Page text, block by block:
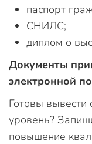
паспорт
СНИЛС;
диплом о
Документы
электронной
Готовы вывести
уровень?
повышение